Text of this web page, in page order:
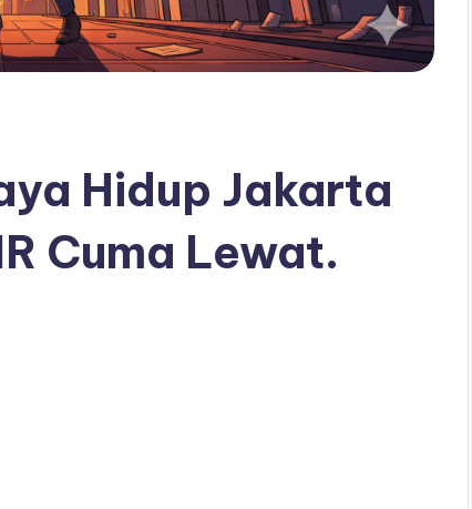
Hidup Jakarta
Cuma Lewat.